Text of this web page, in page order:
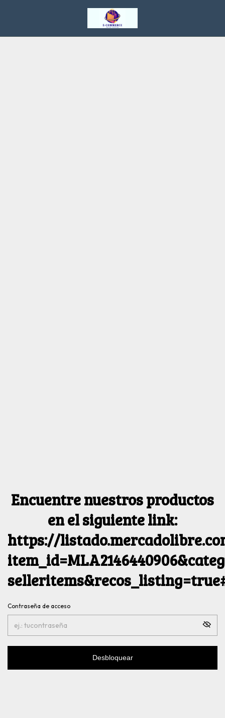
Encuentre nuestros productos
en el siguiente link:
https://
Contraseña de acceso
Desbloquear